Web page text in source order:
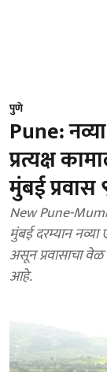
पुणे
Pune:
प्रत्यक्ष
मुंबई प्रवास
New Pune-
मुंबई दरम्यान
असून प्रवासाचा वेळ
आहे.